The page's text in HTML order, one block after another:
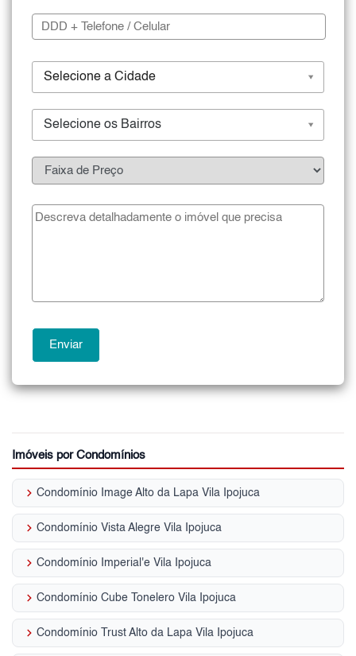
Selecione a Cidade
Selecione os Bairros
Imóveis por Condomínios
keyboard_arrow_right Condomínio Image Alto da Lapa Vila Ipojuca
keyboard_arrow_right Condomínio Vista Alegre Vila Ipojuca
keyboard_arrow_right Condomínio Imperial'e Vila Ipojuca
keyboard_arrow_right Condomínio Cube Tonelero Vila Ipojuca
keyboard_arrow_right Condomínio Trust Alto da Lapa Vila Ipojuca